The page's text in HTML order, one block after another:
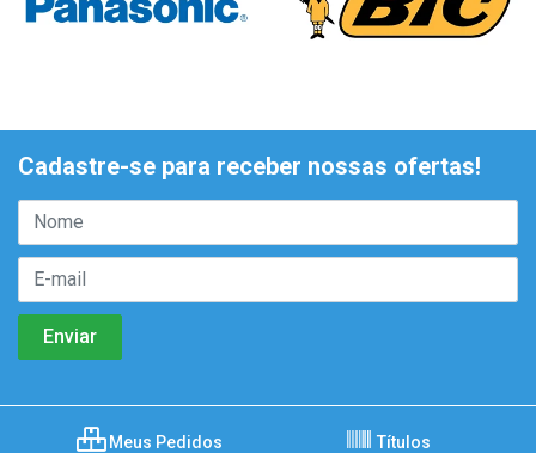
Cadastre-se para receber nossas ofertas!
Meus Pedidos Títulos